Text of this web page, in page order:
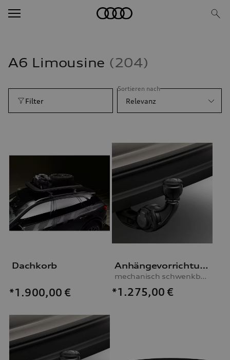
A6 Limousine 204
Filter
Sortieren nach
Relevanz
Dachkorb
*1.900,00 €
Anhängevorrichtung
mechanisch schwenkbar, inkl. E-Satz, für Fahrzeuge mit Stahlfederung
*1.275,00 €